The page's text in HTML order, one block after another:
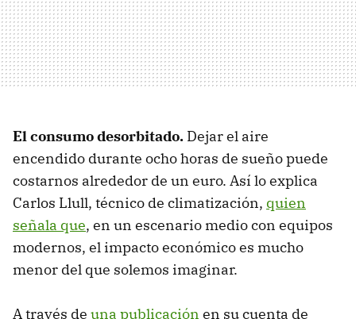
El consumo desorbitado. Dejar el aire
encendido durante ocho horas de sueño puede
costarnos alrededor de un euro. Así lo explica
Carlos Llull, técnico de climatización, quien
señala que, en un escenario medio con equipos
modernos, el impacto económico es mucho
menor del que solemos imaginar.
A través de una publicación en su cuenta de